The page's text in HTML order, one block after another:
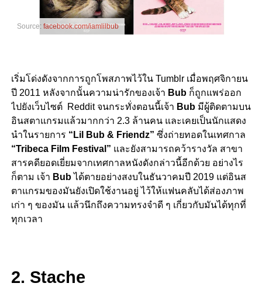
Source: facebook.com/iamlilbub
เริ่มโด่งดังจากการถูกโพสภาพไว้ใน Tumblr เมื่อพฤศจิกายน
ปี 2011 หลังจากนั้นความน่ารักของเจ้า Bubก็ถูกแพร่ออก
ไปยังเว็บไซต์ Reddit จนกระทั่งตอนนี้เจ้า Bubมีผู้ติดตามบน
อินสตาแกรมแล้วมากกว่า 2.3 ล้านคน และเคยเป็นนักแสดง
นำในรายการ “Lil Bub & Friendz” ซึ่งถ่ายทอดในเทศกาล
“Tribeca Film Festival” และยังสามารถคว้ารางวัล สาขา
สารคดียอดเยี่ยมจากเทศกาลหนังดังกล่าวนี้อีกด้วย อย่างไร
ก็ตาม เจ้า Bubได้ตายอย่างสงบในธันวาคมปี 2019 แต่อินส
ตาแกรมของมันยังเปิดใช้งานอยู่ ไว้ให้แฟนคลับได้ส่องภาพ
เก่า ๆ ของมัน แล้วนึกถึงความทรงจำดี ๆ เกี่ยวกับมันได้ทุกที่
ทุกเวลา
2. Stache